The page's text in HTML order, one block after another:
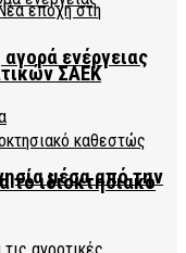
ενέργειας
μέσα από την
ΣΑΕΚ
το ιδιοκτησιακό